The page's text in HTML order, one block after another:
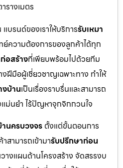
รางเมตร
บรนด์ของเราให้บริการรับเหมา
ย์ความต้องการของลูกค้าได้ทุก
อสร้างที่เพียบพร้อมไปด้วยทีม
ฝีมือผู้เชี่ยวชาญเฉพาะทาง ทำให้
งบ้านเป็นเรื่องราบรื่นและสามารถ
ม่นยำ ไร้ปัญหาจุกจิกกวนใจ
นครบวงจร ตั้งแต่ขั้นตอนการ
สามารถเข้ามารับปรึกษาก่อน
างแผนด้านโครงสร้าง จัดสรรงบ